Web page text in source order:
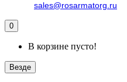
sales@rosarmatorg.ru
0
В корзине пусто!
Везде